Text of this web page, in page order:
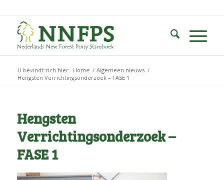
U bevindt zich hier: Home / Algemeen nieuws /
Hengsten Verrichtingsonderzoek – FASE 1
Hengsten
Verrichtingsonderzoek –
FASE 1